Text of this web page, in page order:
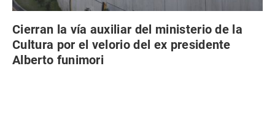
Cierran la vía auxiliar del ministerio de la
Cultura por el velorio del ex presidente
Alberto funimori